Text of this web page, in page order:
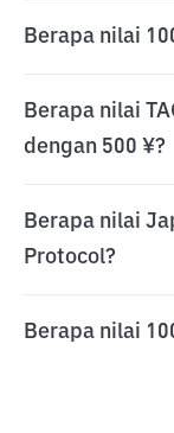
Berapa nilai
Berapa nilai
dengan 500 ¥?
Berapa nilai
Protocol?
Berapa nilai